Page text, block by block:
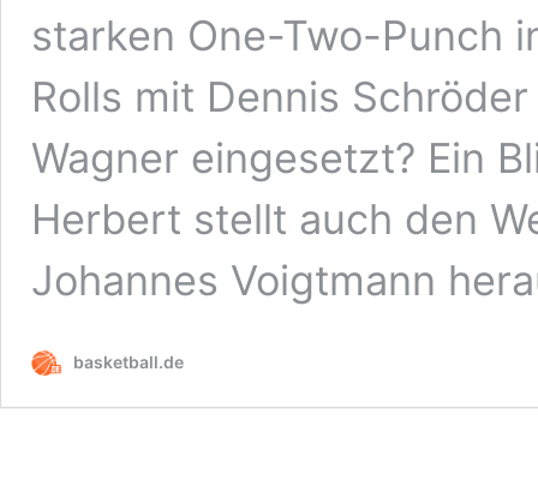
starken One-Two-Punch
Rolls mit Dennis
Wagner eingesetzt? Ein
Herbert stellt auch den
Johannes Voigtmann
basketball.de